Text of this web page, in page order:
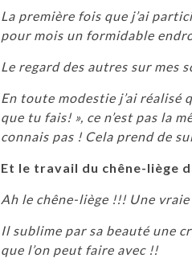
La première fois que j’ai
pour mois un formidable
Le regard des autres sur mes
En toute modestie j’ai réalisé
que tu fais! », ce n’est pas la
connais pas ! Cela prend de
Et le travail du chêne-liège
Ah le chêne-liège !!! Une
Il sublime par sa beauté une
que l’on peut faire avec !!